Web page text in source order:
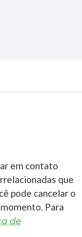
em contato
que
pode cancelar o
Para
de